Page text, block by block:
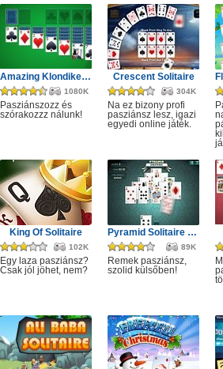
Amazing Klondike Solitaire
1080K
Pasziánszozz és
szórakozzz nálunk!
Crescent Solitaire
304K
Na ez bizony profi
pasziánsz lesz, igazi
egyedi online játék.
King Of Solitaire
102K
Egy laza pasziánsz?
Csak jól jöhet, nem?
Pyramid Solitaire Silver
89K
Remek pasziánsz,
szolid külsőben!